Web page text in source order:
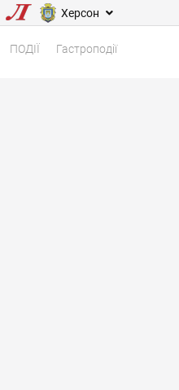
Херсон
ПОДІЇ Гастроподії